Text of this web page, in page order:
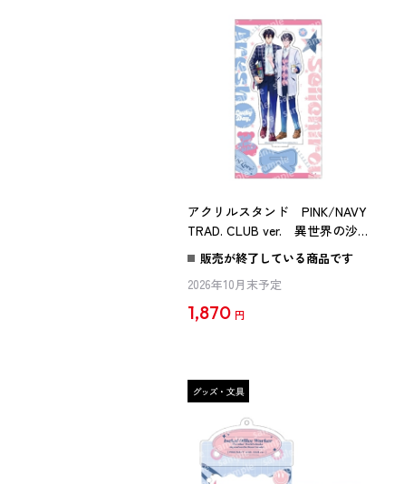
アクリルスタンド PINK/NAVY
TRAD. CLUB ver. 異世界の沙汰
は社畜次第
販売が終了している商品です
2026年10月末予定
1,870 円